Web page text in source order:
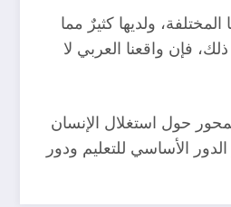
ولديها كثيرٌ مما
فإن واقعنا العربي لا
حول استغلال الإنسان
الأساسي للتعليم ودور